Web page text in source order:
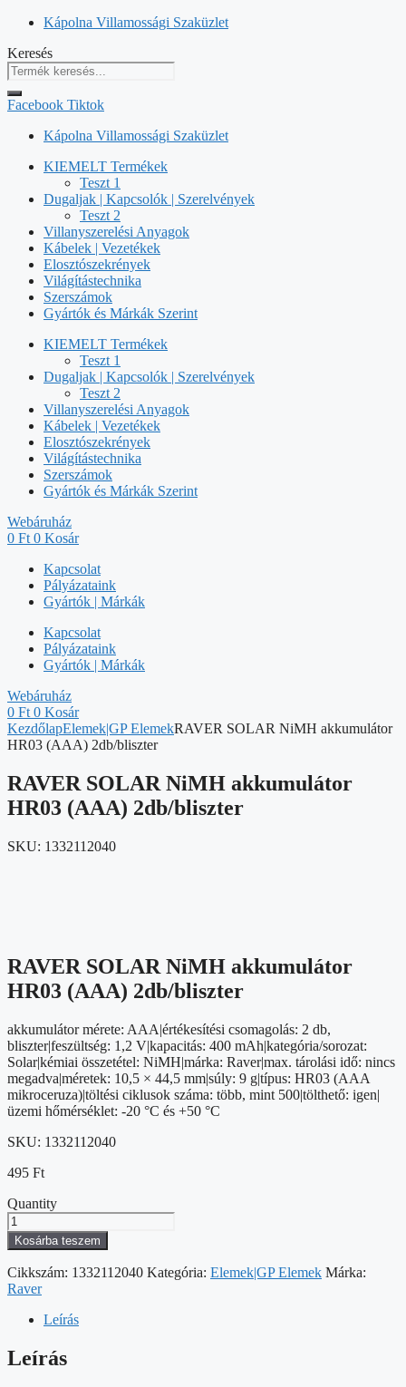
Kilépés
tartalomba
Kápolna Villamossági Szaküzlet
Keresés
Facebook Tiktok
Kápolna Villamossági Szaküzlet
KIEMELT Termékek
Teszt 1
Dugaljak | Kapcsolók | Szerelvények
Teszt 2
Villanyszerelési Anyagok
Kábelek | Vezetékek
Elosztószekrények
Világítástechnika
Szerszámok
Gyártók és Márkák Szerint
KIEMELT Termékek
Teszt 1
Dugaljak | Kapcsolók | Szerelvények
Teszt 2
Villanyszerelési Anyagok
Kábelek | Vezetékek
Elosztószekrények
Világítástechnika
Szerszámok
Gyártók és Márkák Szerint
Webáruház
0 Ft 0 Kosár
Kapcsolat
Pályázataink
Gyártók | Márkák
Kapcsolat
Pályázataink
Gyártók | Márkák
Webáruház
0 Ft 0 Kosár
KezdőlapElemek|GP ElemekRAVER SOLAR NiMH akkumulátor
HR03 (AAA) 2db/bliszter
RAVER SOLAR NiMH akkumulátor
HR03 (AAA) 2db/bliszter
SKU: 1332112040
RAVER SOLAR NiMH akkumulátor
HR03 (AAA) 2db/bliszter
akkumulátor mérete: AAA|értékesítési csomagolás: 2 db,
bliszter|feszültség: 1,2 V|kapacitás: 400 mAh|kategória/sorozat:
Solar|kémiai összetétel: NiMH|márka: Raver|max. tárolási idő: nincs
megadva|méretek: 10,5 × 44,5 mm|súly: 9 g|típus: HR03 (AAA
mikroceruza)|töltési ciklusok száma: több, mint 500|tölthető: igen|
üzemi hőmérséklet: -20 °C és +50 °C
SKU: 1332112040
495 Ft
Quantity
RAVER
SOLAR
NiMH
akkumulátor
HR03
(AAA)
2db/bliszter
Kosárba teszem
Cikkszám: 1332112040 Kategória: Elemek|GP Elemek Márka:
Raver
Leírás
Leírás